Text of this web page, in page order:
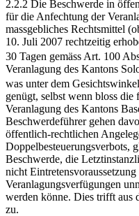
2.2.2 Die Beschwerde in
für die Anfechtung der
massgebliches Rechtsmittel
10. Juli 2007 rechtzeitig
30 Tagen gemäss Art. 100
Veranlagung des Kantons
was unter dem
genügt, selbst wenn bloss
Veranlagung des Kantons
Beschwerdeführer gehen
öffentlich-rechtlichen
Doppelbesteuerungsverbots,
Beschwerde, die
nicht Eintretensvoraussetzung
Veranlagungsverfügungen
werden könne. Dies trifft aus
zu.